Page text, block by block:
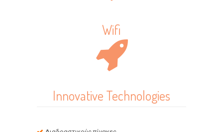
Wifi
Innovative Technologies